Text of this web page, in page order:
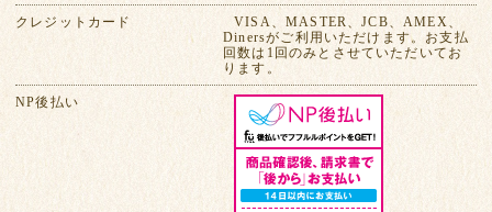
クレジットカード
VISA、MASTER、JCB、AMEX、
Dinersがご利用いただけます。お支払
回数は1回のみとさせていただいてお
ります。
NP後払い